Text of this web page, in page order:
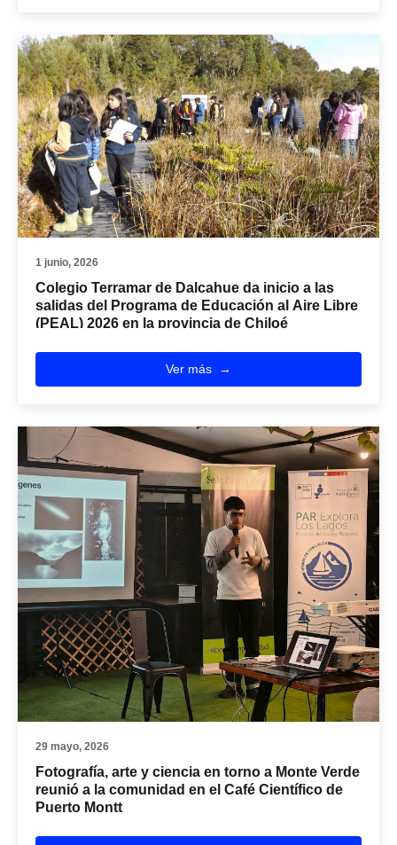
1 junio, 2026
Colegio Terramar de Dalcahue da inicio a las
salidas del Programa de Educación al Aire Libre
(PEAL) 2026 en la provincia de Chiloé
Ver más
29 mayo, 2026
Fotografía, arte y ciencia en torno a Monte Verde
reunió a la comunidad en el Café Científico de
Puerto Montt